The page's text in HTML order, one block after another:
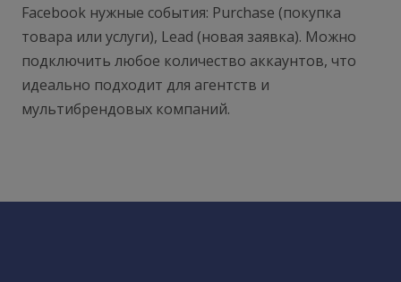
Facebook нужные события: Purchase (покупка
товара или услуги), Lead (новая заявка). Можно
подключить любое количество аккаунтов, что
идеально подходит для агентств и
мультибрендовых компаний.